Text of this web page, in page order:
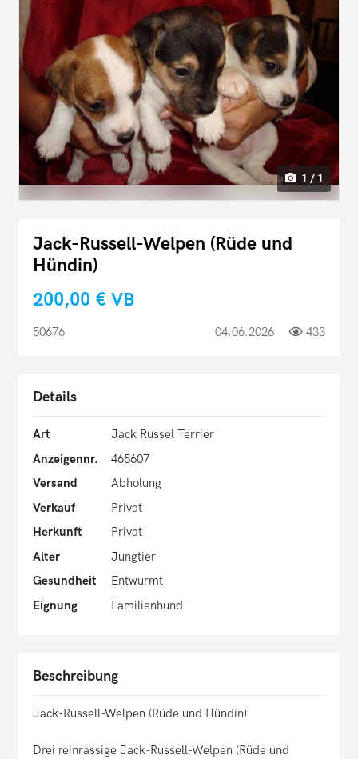
1 / 1
Jack-Russell-Welpen (Rüde und
Hündin)
200,00 € VB
50676 04.06.2026 433
Details
Art
Jack Russel Terrier
Anzeigennr.
465607
Versand
Abholung
Verkauf
Privat
Herkunft
Privat
Alter
Jungtier
Gesundheit
Entwurmt
Eignung
Familienhund
Beschreibung
Jack-Russell-Welpen (Rüde und Hündin)
Drei reinrassige Jack-Russell-Welpen (Rüde und